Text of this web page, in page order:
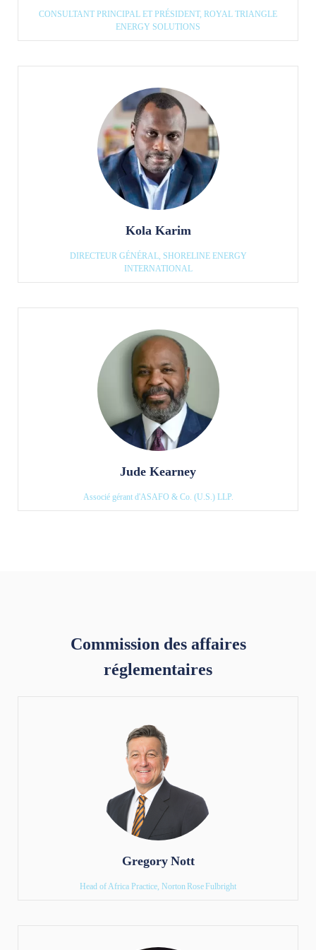
CONSULTANT PRINCIPAL ET PRÉSIDENT, ROYAL TRIANGLE
ENERGY SOLUTIONS
Kola Karim
DIRECTEUR GÉNÉRAL, SHORELINE ENERGY
INTERNATIONAL
Jude Kearney
Associé gérant d'ASAFO & Co. (U.S.) LLP.
Commission des affaires
réglementaires
Gregory Nott
Head of Africa Practice, Norton Rose Fulbright